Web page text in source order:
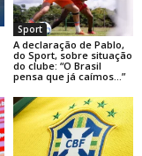
Sport
A declaração de Pablo,
do Sport, sobre situação
do clube: “O Brasil
pensa que já caímos…”